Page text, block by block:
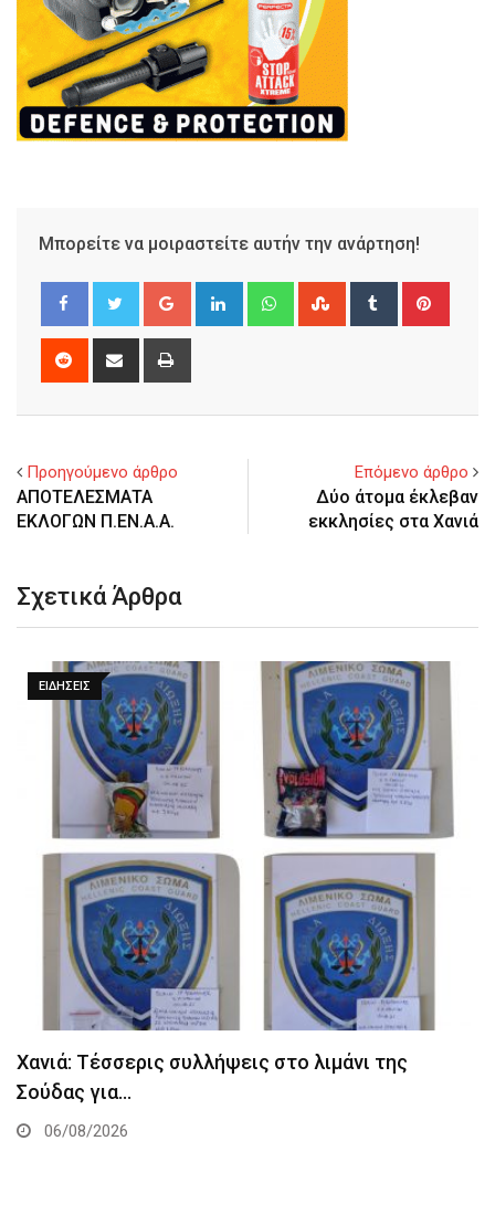
Μπορείτε να μοιραστείτε αυτήν την ανάρτηση!
Google+ LinkedIn WhatsappStumbleUpon
Tumblr
Reddit
Share
Προηγούμενο άρθρο
ΑΠΟΤΕΛΕΣΜΑΤΑ
ΕΚΛΟΓΩΝ Π.ΕΝ.Α.Α.
Επόμενο άρθρο
Δύο άτομα έκλεβαν
εκκλησίες στα Χανιά
Σχετικά Άρθρα
ΕΙΔΉΣΕΙΣ
Χανιά: Τέσσερις συλλήψεις στο λιμάνι της
Σούδας για…
06/08/2026